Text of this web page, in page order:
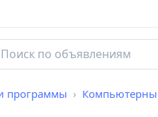
программы